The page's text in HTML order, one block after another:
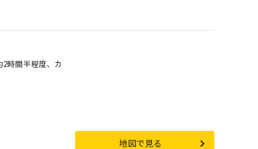
時間半程度、カ
地図で見る